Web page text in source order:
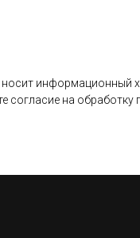
информационный
согласие на